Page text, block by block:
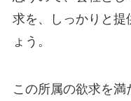
求を、しっかりと提
ょう。
この所属の欲求を満